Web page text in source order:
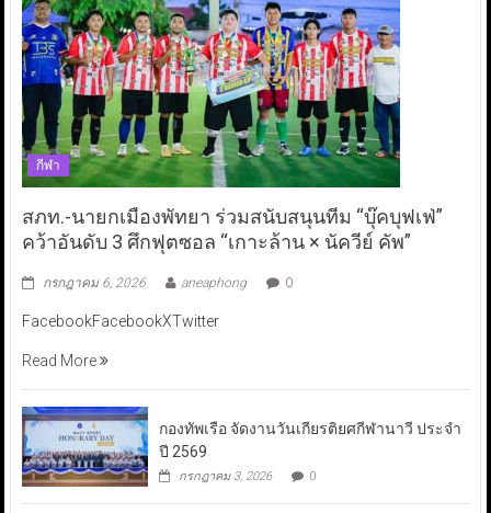
กีฬา
สภท.-นายกเมืองพัทยา ร่วมสนับสนุนทีม “บุ๊คบุฟเฟ่”
คว้าอันดับ 3 ศึกฟุตซอล “เกาะล้าน × นัควีย์ คัพ”
กรกฎาคม 6, 2026 aneaphong 0
FacebookFacebookXTwitter
Read More
กองทัพเรือ จัดงานวันเกียรติยศกีฬานาวี ประจำ
ปี 2569
กรกฎาคม 3, 2026 0